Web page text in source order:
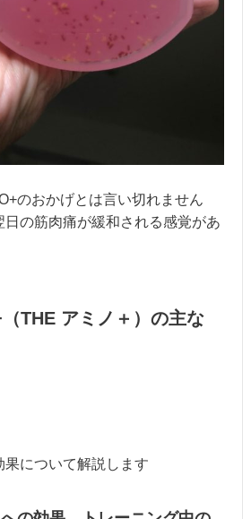
のおかげとは言い切れません
日の筋肉痛が緩和される感覚があ
THE アミノ＋）の主な
果について解説します